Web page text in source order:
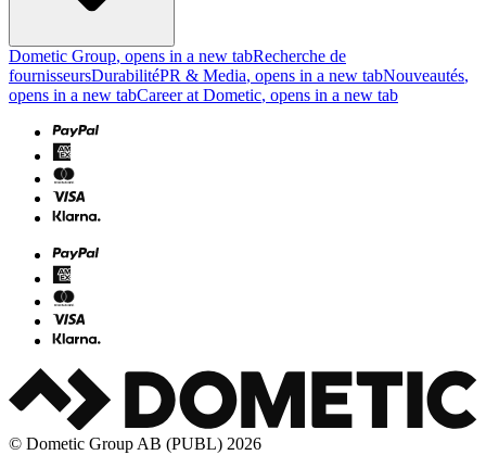
Dometic Group, opens in a new tabRecherche de
fournisseursDurabilitéPR & Media, opens in a new tabNouveautés,
opens in a new tabCareer at Dometic, opens in a new tab
© Dometic Group AB (PUBL) 2026